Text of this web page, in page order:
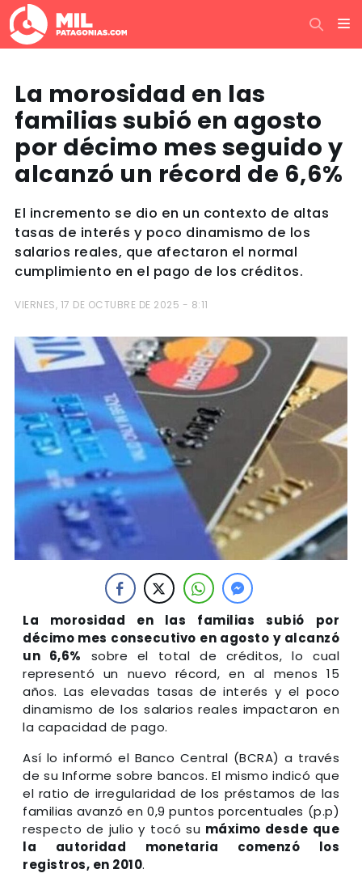
La morosidad en las
familias subió en agosto
por décimo mes seguido y
alcanzó un récord de 6,6%
El incremento se dio en un contexto de altas
tasas de interés y poco dinamismo de los
salarios reales, que afectaron el normal
cumplimiento en el pago de los créditos.
VIERNES, 17 DE OCTUBRE DE 2025 - 8:11
La morosidad en las familias subió por
décimo mes consecutivo en agosto y alcanzó
un 6,6% sobre el total de créditos, lo cual
representó un nuevo récord, en al menos 15
años. Las elevadas tasas de interés y el poco
dinamismo de los salarios reales impactaron en
la capacidad de pago.
Así lo informó el Banco Central (BCRA) a través
de su Informe sobre bancos. El mismo indicó que
el ratio de irregularidad de los préstamos de las
familias avanzó en 0,9 puntos porcentuales (p.p)
respecto de julio y tocó su máximo desde que
la autoridad monetaria comenzó los
registros, en 2010.